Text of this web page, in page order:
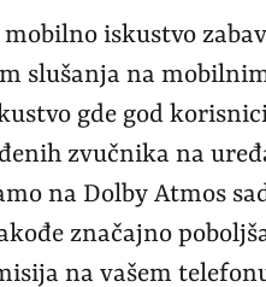
iskustvo
slušanja na
gde god
zvučnika na
na Dolby Atmos
značajno
na vašem